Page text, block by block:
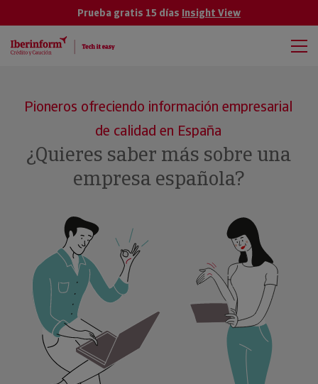
Prueba gratis 15 días Insight View
Pioneros ofreciendo información empresarial
de calidad en España
¿Quieres saber más sobre una
empresa española?